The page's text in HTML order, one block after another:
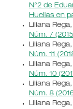
N°2 de
Huellas en
Liliana Rega,
Núm. 7
Liliana Rega,
Núm. 11
Liliana Rega,
Núm. 10
Liliana Rega,
Núm. 8
Liliana Rega,